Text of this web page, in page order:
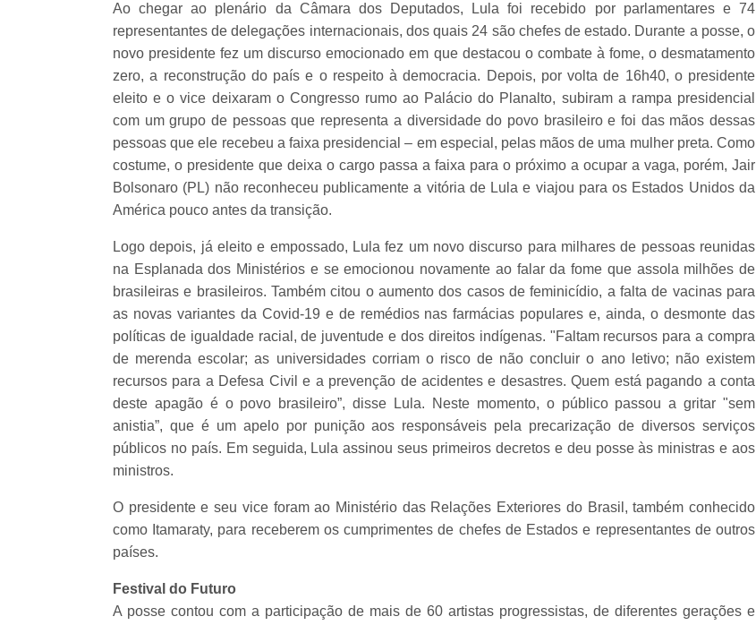
Ao chegar ao plenário da Câmara dos Deputados, Lula foi recebido por parlamentares e 74
representantes de delegações internacionais, dos quais 24 são chefes de estado. Durante a posse, o
novo presidente fez um discurso emocionado em que destacou o combate à fome, o desmatamento
zero, a reconstrução do país e o respeito à democracia. Depois, por volta de 16h40, o presidente
eleito e o vice deixaram o Congresso rumo ao Palácio do Planalto, subiram a rampa presidencial
com um grupo de pessoas que representa a diversidade do povo brasileiro e foi das mãos dessas
pessoas que ele recebeu a faixa presidencial – em especial, pelas mãos de uma mulher preta. Como
costume, o presidente que deixa o cargo passa a faixa para o próximo a ocupar a vaga, porém, Jair
Bolsonaro (PL) não reconheceu publicamente a vitória de Lula e viajou para os Estados Unidos da
América pouco antes da transição.
Logo depois, já eleito e empossado, Lula fez um novo discurso para milhares de pessoas reunidas
na Esplanada dos Ministérios e se emocionou novamente ao falar da fome que assola milhões de
brasileiras e brasileiros. Também citou o aumento dos casos de feminicídio, a falta de vacinas para
as novas variantes da Covid-19 e de remédios nas farmácias populares e, ainda, o desmonte das
políticas de igualdade racial, de juventude e dos direitos indígenas. "Faltam recursos para a compra
de merenda escolar; as universidades corriam o risco de não concluir o ano letivo; não existem
recursos para a Defesa Civil e a prevenção de acidentes e desastres. Quem está pagando a conta
deste apagão é o povo brasileiro”, disse Lula. Neste momento, o público passou a gritar "sem
anistia”, que é um apelo por punição aos responsáveis pela precarização de diversos serviços
públicos no país. Em seguida, Lula assinou seus primeiros decretos e deu posse às ministras e aos
ministros.
O presidente e seu vice foram ao Ministério das Relações Exteriores do Brasil, também conhecido
como Itamaraty, para receberem os cumprimentes de chefes de Estados e representantes de outros
países.
Festival do Futuro
A posse contou com a participação de mais de 60 artistas progressistas, de diferentes gerações e